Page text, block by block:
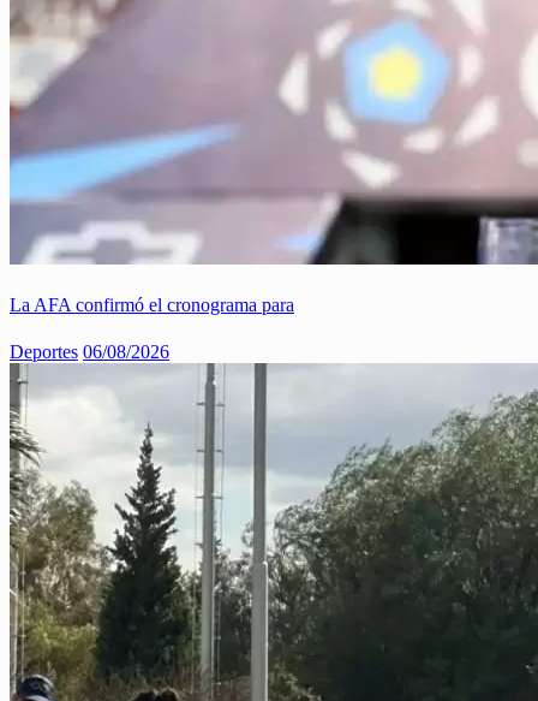
La AFA confirmó el cronograma para
Deportes 06/08/2026